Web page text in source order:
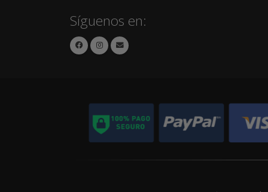
Síguenos en: